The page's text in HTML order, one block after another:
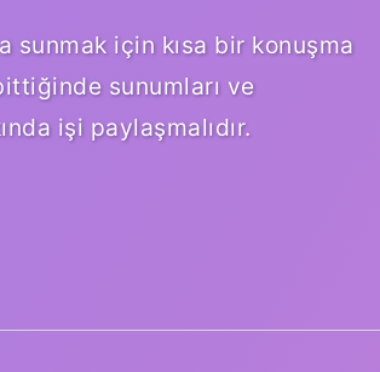
sunmak için kısa bir konuşma
sunumları ve
işi paylaşmalıdır.